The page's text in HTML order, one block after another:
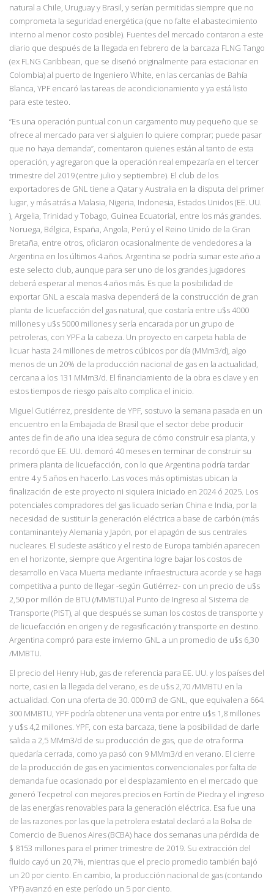
natural a Chile, Uruguay y Brasil, y serían permitidas siempre que no
comprometa la seguridad energética (que no falte el abastecimiento
interno al menor costo posible). Fuentes del mercado contaron a este
diario que después de la llegada en febrero de la barcaza FLNG Tango
(ex FLNG Caribbean, que se diseñó originalmente para estacionar en
Colombia) al puerto de Ingeniero White, en las cercanías de Bahía
Blanca, YPF encaró las tareas de acondicionamiento y ya está listo
para este testeo.
“Es una operación puntual con un cargamento muy pequeño que se
ofrece al mercado para ver si alguien lo quiere comprar; puede pasar
que no haya demanda”, comentaron quienes están al tanto de esta
operación, y agregaron que la operación real empezaría en el tercer
trimestre del 2019 (entre julio y septiembre). El club de los
exportadores de GNL tiene a Qatar y Australia en la disputa del primer
lugar, y más atrás a Malasia, Nigeria, Indonesia, Estados Unidos (EE. UU.
), Argelia, Trinidad y Tobago, Guinea Ecuatorial, entre los más grandes.
Noruega, Bélgica, España, Angola, Perú y el Reino Unido de la Gran
Bretaña, entre otros, oficiaron ocasionalmente de vendedores a la
Argentina en los últimos 4 años. Argentina se podría sumar este año a
este selecto club, aunque para ser uno de los grandes jugadores
deberá esperar al menos 4 años más. Es que la posibilidad de
exportar GNL a escala masiva dependerá de la construcción de gran
planta de licuefacción del gas natural, que costaría entre u$s 4000
millones y u$s 5000 millones y sería encarada por un grupo de
petroleras, con YPF a la cabeza. Un proyecto en carpeta habla de
licuar hasta 24 millones de metros cúbicos por día (MMm3/d), algo
menos de un 20% de la producción nacional de gas en la actualidad,
cercana a los 131 MMm3/d. El financiamiento de la obra es clave y en
estos tiempos de riesgo país alto complica el inicio.
Miguel Gutiérrez, presidente de YPF, sostuvo la semana pasada en un
encuentro en la Embajada de Brasil que el sector debe producir
antes de fin de año una idea segura de cómo construir esa planta, y
recordó que EE. UU. demoró 40 meses en terminar de construir su
primera planta de licuefacción, con lo que Argentina podría tardar
entre 4 y 5 años en hacerlo. Las voces más optimistas ubican la
finalización de este proyecto ni siquiera iniciado en 2024 ó 2025. Los
potenciales compradores del gas licuado serían China e India, por la
necesidad de sustituir la generación eléctrica a base de carbón (más
contaminante) y Alemania y Japón, por el apagón de sus centrales
nucleares. El sudeste asiático y el resto de Europa también aparecen
en el horizonte, siempre que Argentina logre bajar los costos de
desarrollo en Vaca Muerta mediante infraestructura acorde y se haga
competitiva a punto de llegar -según Gutiérrez- con un precio de u$s
2,50 por millón de BTU (/MMBTU) al Punto de Ingreso al Sistema de
Transporte (PIST), al que después se suman los costos de transporte y
de licuefacción en origen y de regasificación y transporte en destino.
Argentina compró para este invierno GNL a un promedio de u$s 6,30
/MMBTU.
El precio del Henry Hub, gas de referencia para EE. UU. y los países del
norte, casi en la llegada del verano, es de u$s 2,70 /MMBTU en la
actualidad. Con una oferta de 30. 000 m3 de GNL, que equivalen a 664.
300 MMBTU, YPF podría obtener una venta por entre u$s 1,8 millones
y u$s 4,2 millones. YPF, con esta barcaza, tiene la posibilidad de darle
salida a 2,5 MMm3/d de su producción de gas, que de otra forma
quedaría cerrada, como ya pasó con 9 MMm3/d en verano. El cierre
de la producción de gas en yacimientos convencionales por falta de
demanda fue ocasionado por el desplazamiento en el mercado que
generó Tecpetrol con mejores precios en Fortín de Piedra y el ingreso
de las energías renovables para la generación eléctrica. Esa fue una
de las razones por las que la petrolera estatal declaró a la Bolsa de
Comercio de Buenos Aires (BCBA) hace dos semanas una pérdida de
$ 8153 millones para el primer trimestre de 2019. Su extracción del
fluido cayó un 20,7%, mientras que el precio promedio también bajó
un 20 por ciento. En cambio, la producción nacional de gas (contando
YPF) avanzó en este período un 5 por ciento.